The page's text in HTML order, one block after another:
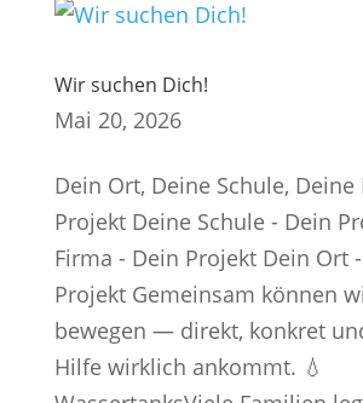
Wir suchen Dich!
Mai 20, 2026
Dein Ort, Deine Schule, Deine
Projekt Deine Schule - Dein
Firma - Dein Projekt Dein Ort
Projekt Gemeinsam können
bewegen — direkt, konkret
Hilfe wirklich ankommt. 💧